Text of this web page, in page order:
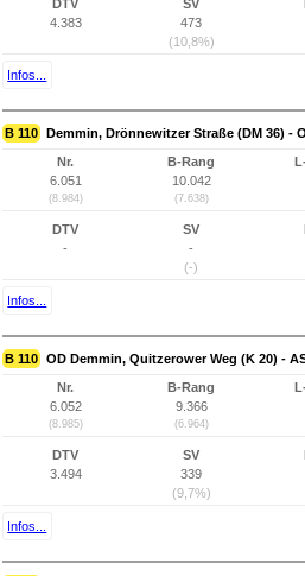
DTV
4.383
SV
473
(10,8%)
Infos...
B 110 Demmin, Drönnewitzer Straße (DM 36) -
Nr.
6.051
(8.984)
B-Rang
10.042
(7.638)
DTV
-
SV
-
(-)
Infos...
B 110 OD Demmin, Quitzerower Weg (K 20) -
Nr.
6.052
(8.985)
B-Rang
9.366
(6.964)
DTV
3.494
SV
339
(9,7%)
Infos...